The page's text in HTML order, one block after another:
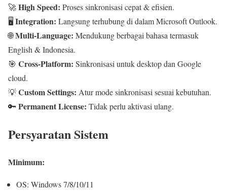
🚀High Speed: Proses sinkronisasi cepat & efisien.
🖥️Integration: Langsung terhubung di dalam Microsoft Outlook.
🌐Multi-Language: Mendukung berbagai bahasa termasuk
English & Indonesia.
🎯 Cross-Platform: Sinkronisasi untuk desktop dan Google
cloud.
💡Custom Settings: Atur mode sinkronisasi sesuai kebutuhan.
🔑 Permanent License: Tidak perlu aktivasi ulang.
Persyaratan Sistem
Minimum:
OS: Windows 7/8/10/11